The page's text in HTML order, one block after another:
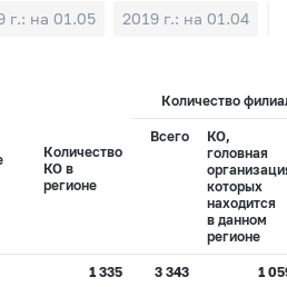
г.: на 01.05 2019 г.: на 01.04
Количество
КО в
регионе
Количество
Всего
КО,
головная
которых
находится
в данном
регионе
1 335 3 343 1